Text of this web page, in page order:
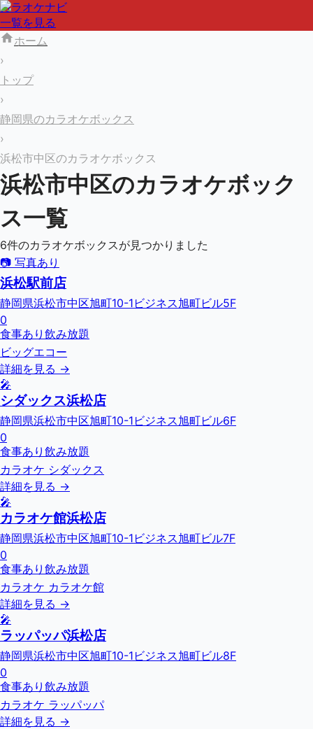
カラオケナビ
一覧を見る
ホーム
›
トップ
›
静岡県のカラオケボックス
›
浜松市中区のカラオケボックス
浜松市中区のカラオケボック
ス一覧
6件のカラオケボックスが見つかりました
📷 写真あり
浜松駅前店
静岡県浜松市中区旭町10-1ビジネス旭町ビル5F
0
食事あり 飲み放題
ビッグエコー
詳細を見る →
🎤
シダックス浜松店
静岡県浜松市中区旭町10-1ビジネス旭町ビル6F
0
食事あり 飲み放題
カラオケ シダックス
詳細を見る →
🎤
カラオケ館浜松店
静岡県浜松市中区旭町10-1ビジネス旭町ビル7F
0
食事あり 飲み放題
カラオケ カラオケ館
詳細を見る →
🎤
ラッパッパ浜松店
静岡県浜松市中区旭町10-1ビジネス旭町ビル8F
0
食事あり 飲み放題
カラオケ ラッパッパ
詳細を見る →